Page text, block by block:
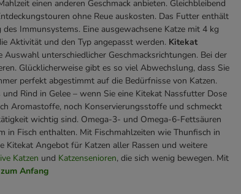
einen anderen Geschmack anbieten. Gleichbleibend
ohne Reue auskosten. Das Futter enthält
Immunsystems. Eine ausgewachsene Katze mit 4 kg
Aktivität und den Typ angepasst werden. Kitekat
unterschiedlicher Geschmacksrichtungen. Bei der
Glücklicherweise gibt es so viel Abwechslung, dass Sie
perfekt abgestimmt auf die Bedürfnisse von Katzen.
Rind in Gelee – wenn Sie eine Kitekat Nassfutter Dose
Aromastoffe, noch Konservierungsstoffe und schmeckt
wichtig sind. Omega-3- und Omega-6-Fettsäuren
in Fisch enthalten. Mit Fischmahlzeiten wie Thunfisch in
Kitekat Angebot für Katzen aller Rassen und weitere
Katzen und Katzensenioren, die sich wenig bewegen. Mit
Anfang